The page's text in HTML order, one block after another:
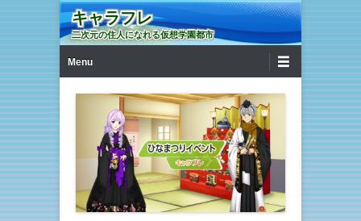
キャラフレ
二次元の住人になれる仮想学園都市
Menu